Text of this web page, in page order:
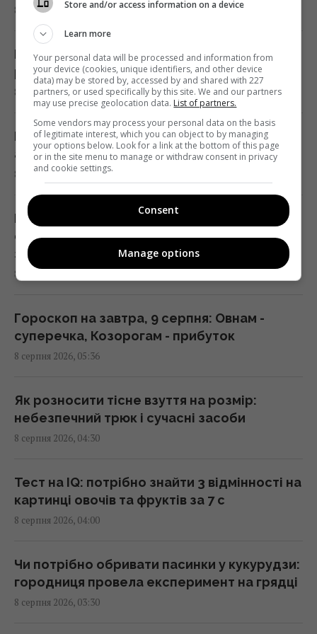
Росія знайшла слабке місце української
ППО, не залишаючи шансу на реакцію, -
CNN
08:30 субота, 08 серпня 2026
Зі стиглих груш печу пиріг - виходить
просто смакота: рецепт із гарбузовим
насінням
День Незалежності 2026: 24 серпня -
робочий день чи вихідний
08:30 субота, 08 серпня 2026
Гороскоп на 8 серпня за картами Таро:
Дівам - суперечки, Ракам - емоції
08:20 субота, 08 серпня 2026
Похолодання та дощі йдуть по Україні: де 8
серпня стане свіжіше
08:15 субота, 08 серпня 2026
Гороскоп на 8 серпня: Левам – відпочинок,
Козерогам – зустріч з рідними
08:10 субота, 08 серпня 2026
Росіяни вчергове атакували Київ: виникли
масштабні пожежі, є постраждалі (фото)
08:09 субота, 08 серпня 2026
8 серпня 2026, 09:22
Росія продовжить бити балістикою: Світан
розкрив, що може змінити ситуацію
8 серпня 2026, 08:51
Пролунало щонайменше 10 вибухів: після
атаки палають два найбільші НПЗ у Росії
8 серпня 2026, 08:46
РФ завдала балістичного удару по Києву та
області: спалахнули пожежі, троє людей
загинули
8 серпня 2026, 07:49
Гороскоп на завтра, 9 серпня: Овнам -
суперечка, Козорогам - прибуток
8 серпня 2026, 05:36
Як розносити тісне взуття на розмір:
небезпечний трюк і сучасні засоби
8 серпня 2026, 04:30
Тест на IQ: потрібно знайти 3 відмінності на
картинці овочів та фруктів за 7 с
8 серпня 2026, 04:00
Чи потрібно обривати пасинки у кукурудзи:
городниця провела експеримент на грядці
8 серпня 2026, 03:30
Store and/or access information on a device
Learn more
Your personal data will be processed and information from
your device (cookies, unique identifiers, and other device
data) may be stored by, accessed by and shared with 227
partners, or used specifically by this site. We and our partners
may use precise geolocation data. List of partners.
Some vendors may process your personal data on the basis
of legitimate interest, which you can object to by managing
your options below. Look for a link at the bottom of this page
or in the site menu to manage or withdraw consent in privacy
and cookie settings.
Consent
Manage options